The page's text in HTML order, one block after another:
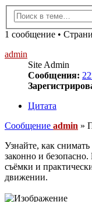
1 сообщение •
admin
Site Admin
Сообщения:
Цитата
Сообщение admin »
Узнайте, как
законно и
съёмки и
движении.